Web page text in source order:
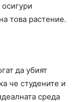
това растение.
да убият
че студените и
среда